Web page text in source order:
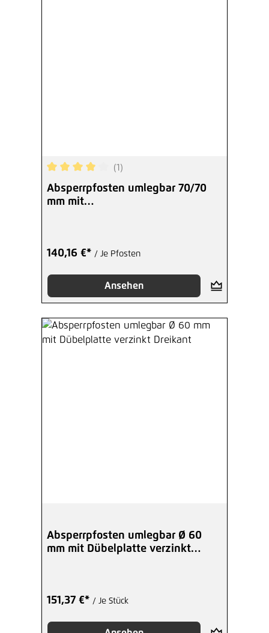
Durchschnittliche Bewertung von 4 von 5
(1)
Absperrpfosten umlegbar 70/70
mm mit
140,16 €* / Je Pfosten
Ansehen
Absperrpfosten umlegbar Ø 60
mm mit Dübelplatte verzinkt
151,37 €* / Je Stück